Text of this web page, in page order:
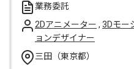
業務委託
2Dアニメーター , 3Dモー
ョンデザイナー
三田（東京都）